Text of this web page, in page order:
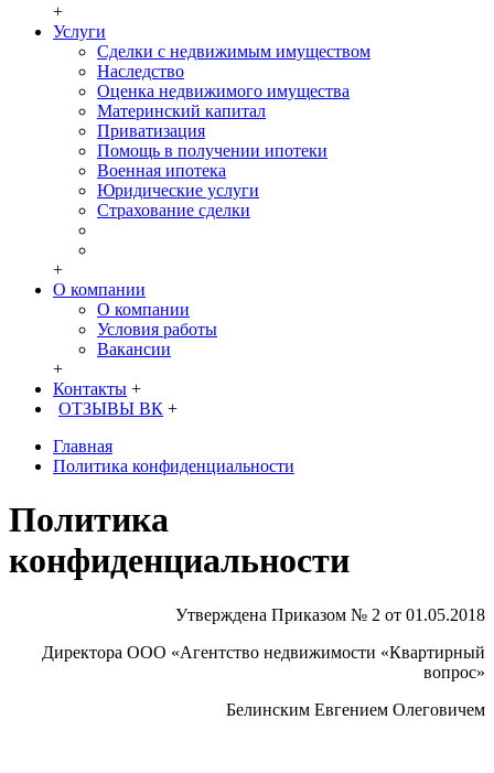
+
Услуги
Сделки с недвижимым имуществом
Наследство
Оценка недвижимого имущества
Материнский капитал
Приватизация
Помощь в получении ипотеки
Военная ипотека
Юридические услуги
Страхование сделки
+
О компании
О компании
Условия работы
Вакансии
+
Контакты +
ОТЗЫВЫ ВК +
Главная
Политика конфиденциальности
Политика
конфиденциальности
Утверждена Приказом № 2 от 01.05.2018
Директора ООО «Агентство недвижимости «Квартирный
вопрос»
Белинским Евгением Олеговичем